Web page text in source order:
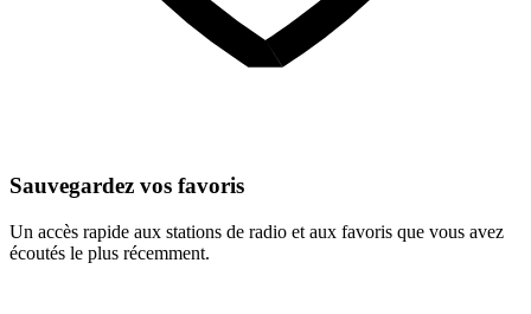
Sauvegardez vos favoris
Un accès rapide aux stations de radio et aux favoris que vous avez
écoutés le plus récemment.